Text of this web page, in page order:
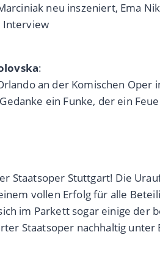
neu inszeniert, Ema
Interview
:
an der Komischen
ein Funke, der ein
Staatsoper Stuttgart! Die
vollen Erfolg für alle
im Parkett sogar einige der
Staatsoper nachhaltig